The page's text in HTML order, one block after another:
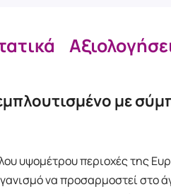
με
υψομέτρου περιοχές της
να προσαρμοστεί στο